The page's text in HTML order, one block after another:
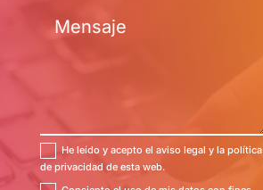
He leído y acepto el aviso legal y la política
de privacidad de esta web.